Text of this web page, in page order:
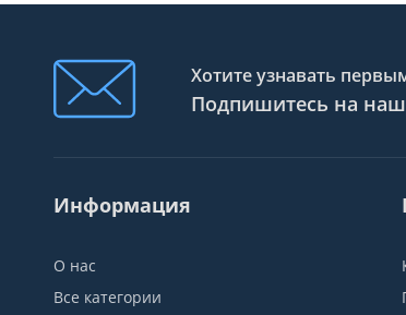
Хотите узнавать
Подпишитесь на
Информация
О нас
Все категории